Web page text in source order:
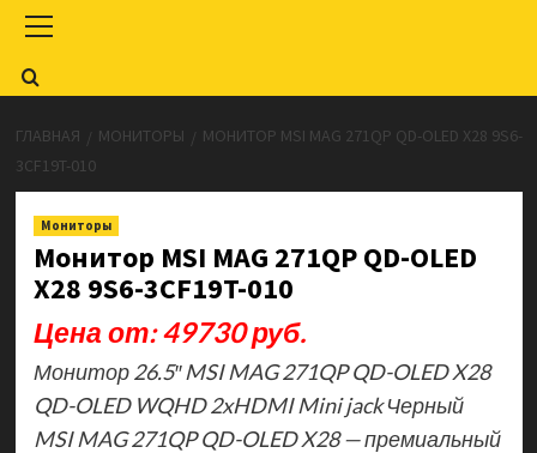
меню
ГЛАВНАЯ МОНИТОРЫ
МОНИТОР MSI MAG 271QP QD-OLED X28 9S6-
3CF19T-010
Мониторы
Монитор MSI MAG 271QP QD-OLED
X28 9S6-3CF19T-010
Цена от: 49730 руб.
Монитор 26.5″ MSI MAG 271QP QD-OLED X28
QD-OLED WQHD 2xHDMI Mini jack Черный
MSI MAG 271QP QD-OLED X28 — премиальный